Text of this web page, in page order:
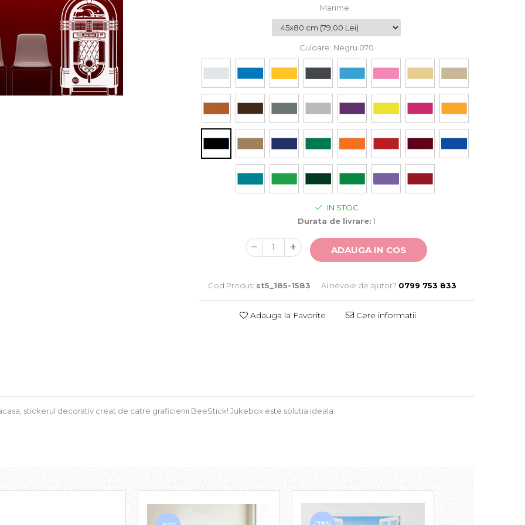
Marime:
Culoare: Negru 070
IN STOC
Durata de livrare: 1
ADAUGA IN COS
Cod Produs: st5_185-1583 Ai nevoie de ajutor? 0799 753 833
Adauga la Favorite Cere informatii
stickerul decorativ creat de catre graficienii BeeStick! Jukebox este solutia ideala.